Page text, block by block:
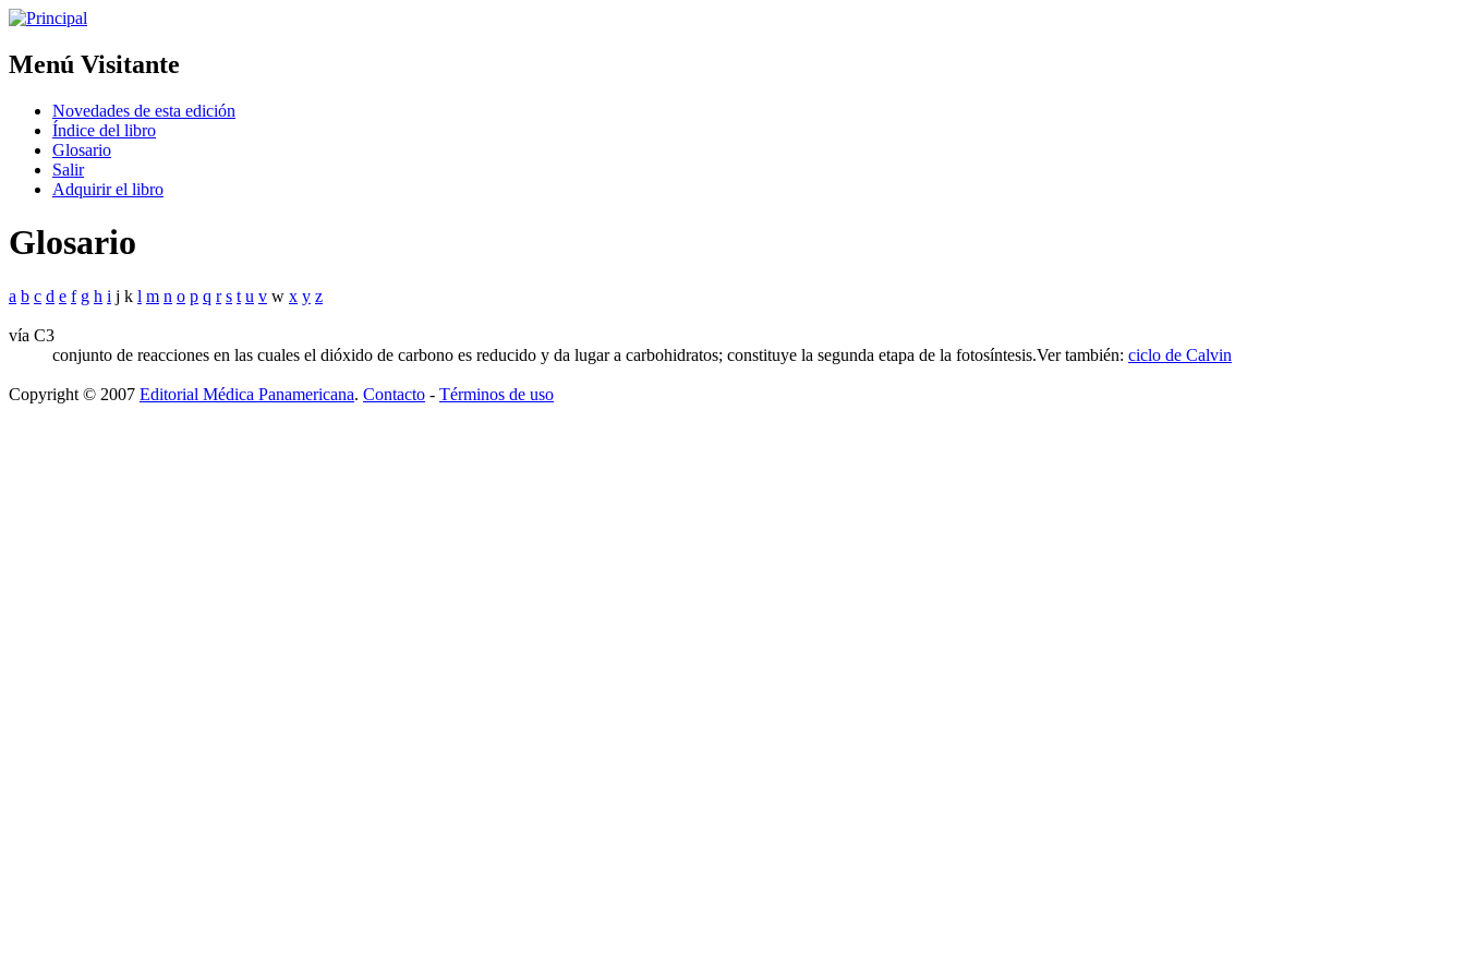
Menú Visitante
Novedades de esta edición
Índice del libro
Glosario
Salir
Adquirir el libro
Glosario
a b c d e f g h i j k l m n o p q r s t u v w x y z
vía C3
conjunto de reacciones en las cuales el dióxido de carbono es reducido y da lugar a carbohidratos; constituye la segunda etapa de la fotosíntesis.Ver también: ciclo de Calvin
Copyright © 2007 Editorial Médica Panamericana. Contacto - Términos de uso